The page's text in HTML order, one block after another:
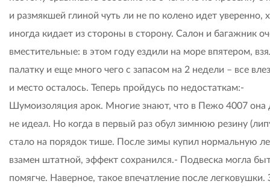
и размякшей глиной чуть ли не по колено идет уверенно,
иногда кидает из стороны в сторону. Салон и багажник
вместительные: в этом году ездили на море впятером,
палатку и еще много чего с запасом на 2 недели – все
и место осталось. Теперь пройдусь по недостаткам:-
Шумоизоляция арок. Многие знают, что в Пежо 4007 она
не идеал. Но когда в первый раз обул зимнюю резину
стало на порядок тише. После зимы купил нормальную
взамен штатной, эффект сохранился.- Подвеска могла
помягче. Наверное, такое впечатление после легковушки.